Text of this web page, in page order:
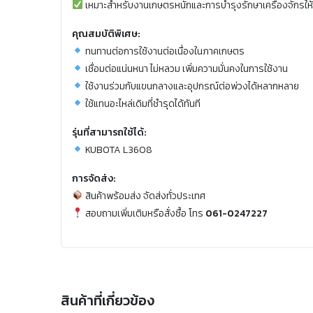
เหมาะสำหรับงานเกษตรหนักและการบำรุงรักษาเครื่องจักรใ
คุณสมบัติพิเศษ:
ทนทานต่อการใช้งานต่อเนื่องในภาคเกษตร
เชื่อมต่อแน่นหนา ไม่หลวม เพิ่มความมั่นคงในการใช้งาน
ใช้งานร่วมกับแขนกลางและอุปกรณ์ต่อพ่วงได้หลากหลาย
ใช้แทนอะไหล่เดิมที่ชำรุดได้ทันที
รุ่นที่สามารถใช้ได้:
KUBOTA L3608
การจัดส่ง:
สินค้าพร้อมส่ง จัดส่งทั่วประเทศ
สอบถามเพิ่มเติมหรือสั่งซื้อ โทร 061-0247227
สินค้าที่เกี่ยวข้อง